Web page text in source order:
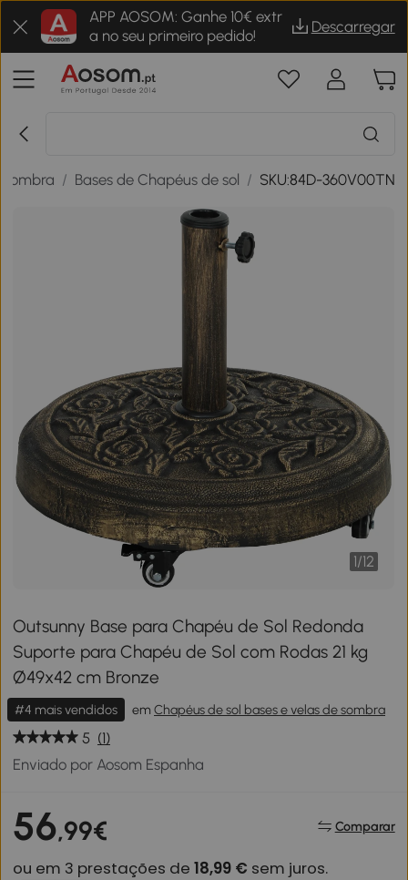
APP AOSOM: Ganhe 10€ extr
a no seu primeiro pedido!
Descarregar
sombra / Bases de Chapéus de sol / SKU:84D-360V00TN
1/12
Outsunny Base para Chapéu de Sol Redonda
Suporte para Chapéu de Sol com Rodas 21 kg
Ø49x42 cm Bronze
#4 mais vendidos em Chapéus de sol bases e velas de sombra
5 (1)
Enviado por Aosom Espanha
56,99€ Comparar